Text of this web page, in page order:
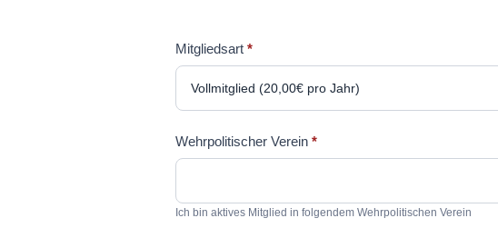
Mitgliedsart *
Wehrpolitischer Verein *
Ich bin aktives Mitglied in folgendem Wehrpolitischen Verein